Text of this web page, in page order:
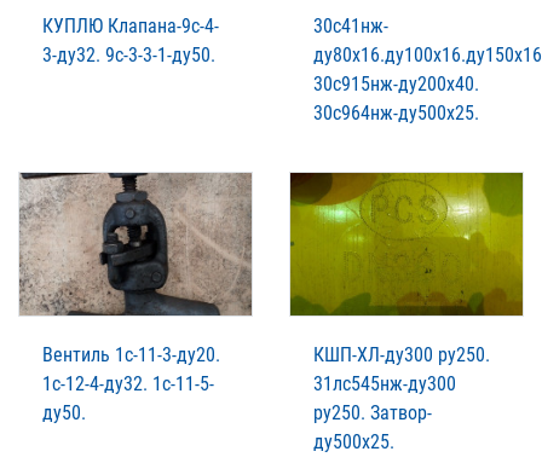
КУПЛЮ Клапана-9с-4-
3-ду32. 9с-3-3-1-ду50.
30с41нж-
30с915нж-ду200х40.
30с964нж-ду500х25.
Вентиль 1с-11-3-ду20.
1с-12-4-ду32. 1с-11-5-
ду50.
КШП-ХЛ-ду300 ру250.
31лс545нж-ду300
ру250. Затвор-
ду500х25.